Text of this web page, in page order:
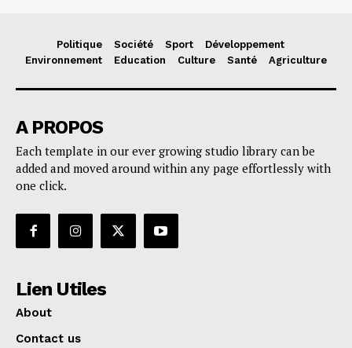
Politique Société Sport
Développement
Environnement
Education Culture Santé Agriculture
A PROPOS
Each template in our ever growing studio library can be
added and moved around within any page effortlessly with
one click.
Lien Utiles
About
Contact us